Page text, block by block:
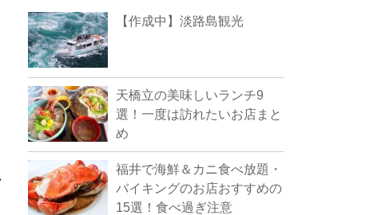
【作成中】淡路島観光
天橋立の美味しいランチ9
選！一度は訪れたいお店まと
め
福井で海鮮＆カニ食べ放題・
バイキングのお店おすすめの
15選！食べ過ぎ注意